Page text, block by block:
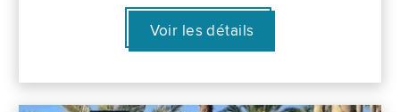
Voir les détails